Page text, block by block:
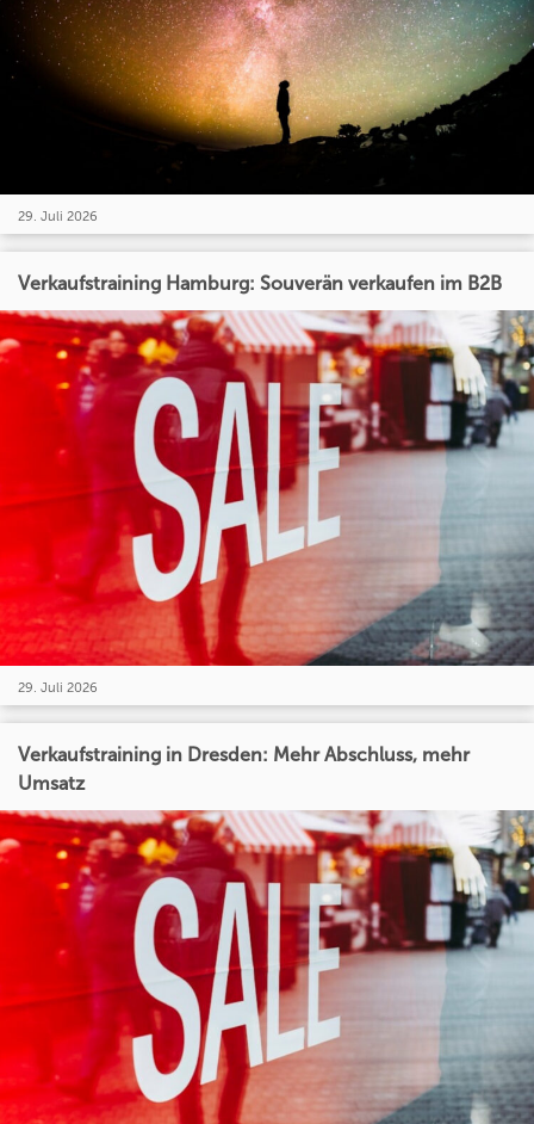
29. Juli 2026
Verkaufstraining Hamburg: Souverän verkaufen im B2B
29. Juli 2026
Verkaufstraining in Dresden: Mehr Abschluss, mehr
Umsatz